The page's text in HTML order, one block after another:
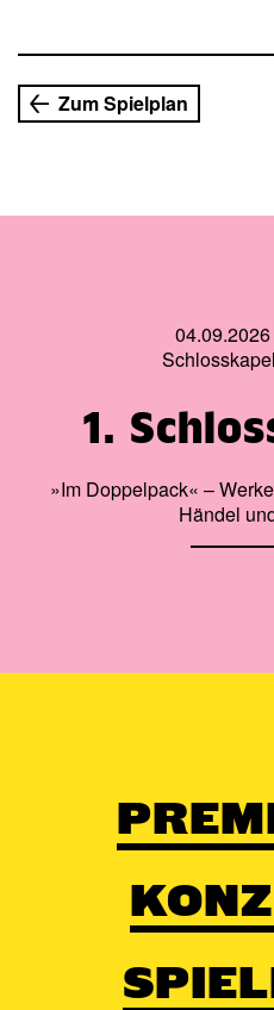
Zum Spielplan
1.
»Im Doppelpack« –
Händel